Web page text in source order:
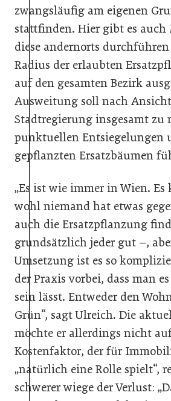
zwangsläufig am eigenen
stattfinden. Hier gibt es
diese andernorts durchführen
Radius der erlaubten
auf den gesamten Bezirk
Ausweitung soll nach
Stadtregierung insgesamt zu
punktuellen Entsiegelungen
gepflanzten Ersatzbäumen
„Es ist wie immer in Wien.
wohl niemand hat etwas
auch die Ersatzpflanzung
grundsätzlich jeder gut –,
Umsetzung ist es so
der Praxis vorbei, dass man
sein lässt. Entweder den
Grün“, sagt Ulreich. Die
möchte er allerdings nicht
Kostenfaktor, der für
„natürlich eine Rolle spielt“,
schwerer wiege der Verlust: